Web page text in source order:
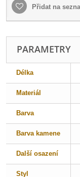
Přidat na
PARAMETRY
Délka
Materiál
Barva
Barva kamene
Další osazení
Styl